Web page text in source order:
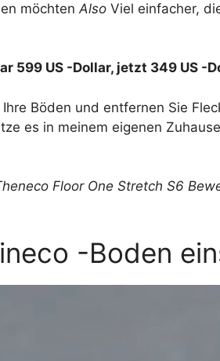
möchten Also Viel einfacher,
599 US -Dollar, jetzt 349 US -
Böden und entfernen Sie
es in meinem eigenen
Floor One Stretch S6
-Boden